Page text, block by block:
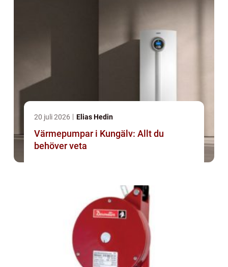
20 juli 2026 Elias Hedin
Värmepumpar i Kungälv: Allt du
behöver veta